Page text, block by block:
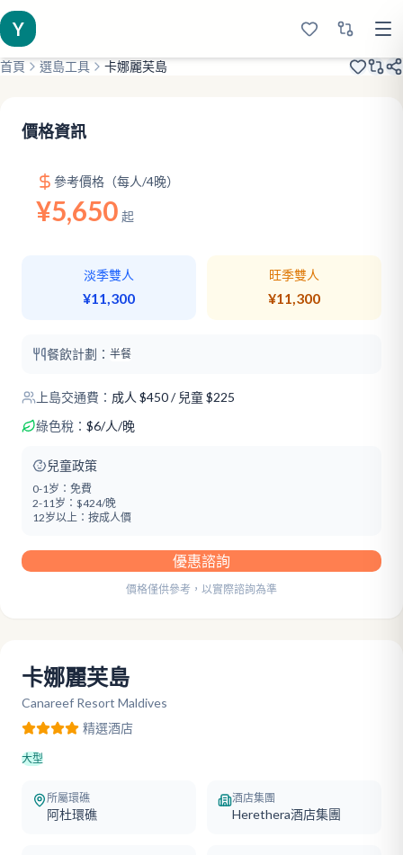
Y
首頁 選島工具 卡娜麗芙島
價格資訊
參考價格（每人/4晚）
¥5,650 起
淡季雙人
¥11,300
旺季雙人
¥11,300
餐飲計劃： 半餐
上島交通費： 成人 $450/ 兒童 $225
綠色稅： $6/人/晚
兒童政策
0-1岁： 免費
2-11岁： $424/晚
12岁以上： 按成人價
優惠諮詢
價格僅供參考，以實際諮詢為準
卡娜麗芙島
Canareef Resort Maldives
精選酒店
大型
所屬環礁
阿杜環礁
酒店集團
Herethera酒店集團